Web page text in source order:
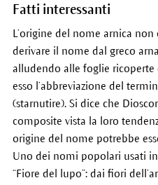
Fatti interessanti
L’origine del nome arnica
derivare il nome dal greco
alludendo alle foglie
esso l’abbreviazione del
(starnutire). Si dice che
composite vista la loro
origine del nome potrebbe
Uno dei nomi popolari usati
“Fiore del lupo”: dai fiori